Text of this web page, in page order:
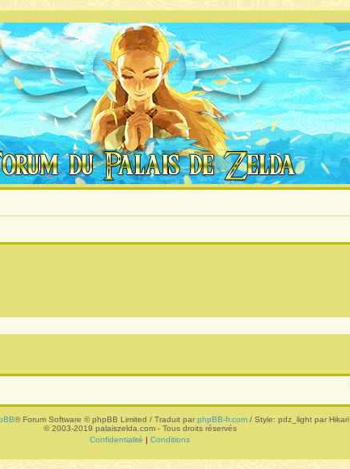
® Forum Software © phpBB Limited / Traduit par phpBB-fr.com/ Style: pdz_light par Hikari
© 2003-2019 palaiszelda.com - Tous droits réservés
Confidentialité | Conditions